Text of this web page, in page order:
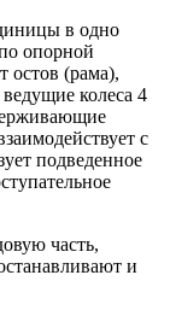
в одно
опорной
остов (рама),
колеса 4
с
подведенное
часть,
и